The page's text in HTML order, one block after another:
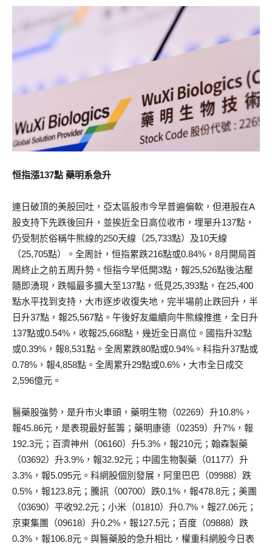
恒指漲137點 藥明系急升
連日破頂的美股回吐，亞太區股市今早普遍偏軟，但港股在A
股支持下先跌後回升，並挨近全日高位收市，埋單升137點，
仍受制於俗稱牛熊線的250天線（25,733點）及10天線
（25,705點）。全周計，恒指累跌216點或0.84%，8月開局首
周終止之前五周升勢。恒指今早低開3點，報25,526點後沽壓
隨即湧現，跌幅最多擴大至137點，低見25,393點，在25,400
點水平找到支持，大市逐步收復失地，完半場前止跌回升，半
日升37點，報25,567點。午後好友繼續向牛熊線推進，全日升
137點或0.54%，收報25,668點，幾近全日高位。國指升32點
或0.39%，報8,531點。全周累跌80點或0.94%。科指升37點或
0.78%，報4,858點。全周累升29點或0.6%，大市全日成交
2,596億元。
醫藥股強勢，是升市火車頭，藥明生物（02269）升10.8%，
報45.86元，是表現最好藍籌；藥明康德（02359）升7%，報
192.3元；百濟神州（06160）升5.3%，報210元；翰森製藥
（03692）升3.9%，報32.92元；中國生物製藥（01177）升
3.3%，報5.095元。科網股個別發展，阿里巴巴（09988）跌
0.5%，報123.8元；騰訊（00700）跌0.1%，報478.8元；美團
（03690）平收92.2元；小米（01810）升0.7%，報27.06元；
京東集團（09618）升0.2%，報127.5元；百度（09888）跌
0.3%，報106.8元。與醫藥股的急升相比，權重科網股今日表